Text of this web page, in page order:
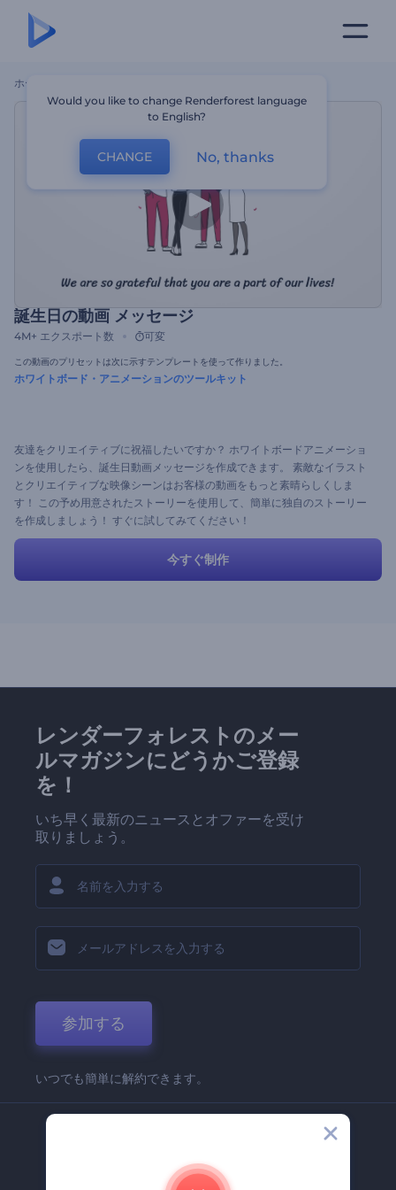
ホーム
誕生日の動画 メッセージ
4M+ エクスポート数 可変
この動画のプリセットは次に示すテンプレートを使って作りました。
ホワイトボード・アニメーションのツールキット
友達をクリエイティブに祝福したいですか？ ホワイトボードアニメーショ
ンを使用したら、誕生日動画メッセージを作成できます。 素敵なイラスト
とクリエイティブな映像シーンはお客様の動画をもっと素晴らしくしま
す！ この予め用意されたストーリーを使用して、簡単に独自のストーリー
を作成しましょう！ すぐに試してみてください！
今すぐ制作
レンダーフォレストのメー
ルマガジンにどうかご登録
を！
いち早く最新のニュースとオファーを受け
取りましょう。
参加する
いつでも簡単に解約できます。
Renderforest 企業情報
Would you like to change Renderforest language
to English?
CHANGE No, thanks